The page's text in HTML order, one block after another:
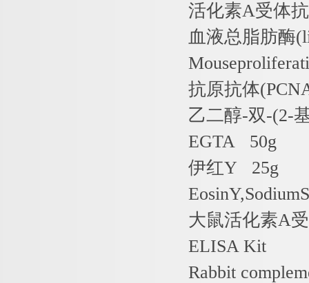
活化素A受体
血液总脂肪酶
抗原抗体
乙二醇-双-(2-
EGTA 50g
伊红Y 25g
大鼠活化素A
ELISA Kit
Rabbit